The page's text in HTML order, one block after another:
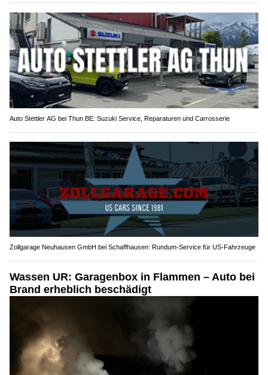
Auto Stettler AG bei Thun BE: Suzuki Service, Reparaturen und Carrosserie
Zollgarage Neuhausen GmbH bei Schaffhausen: Rundum-Service für US-Fahrzeuge
Wassen UR: Garagenbox in Flammen – Auto bei
Brand erheblich beschädigt